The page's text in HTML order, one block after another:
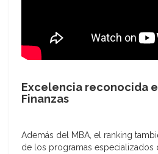
Excelencia reconocida
Finanzas
Además del MBA, el ranking
de los programas especializados